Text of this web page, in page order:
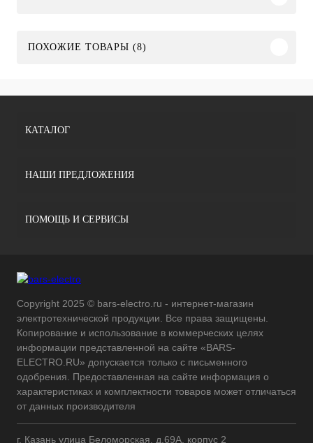
ПОХОЖИЕ ТОВАРЫ (8)
КАТАЛОГ
НАШИ ПРЕДЛОЖЕНИЯ
ПОМОЩЬ И СЕРВИСЫ
Copyright 2025 © bars-electro.ru - интернет-магазин
электротехнической продукции. Все права защищены.
Копирование и использование в коммерческих целях
информации представленной на сайте «BARS-
ELECTRO.RU» допускается только с письменного
одобрения. Предоставленная на сайте информация о
характеристиках и комплектности товаров может отличаться
от данных производителя
г. Казань улица Беломорская, д.69А, корпус 2